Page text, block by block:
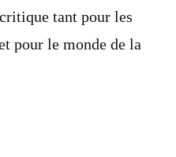
tant pour les
pour le monde de la